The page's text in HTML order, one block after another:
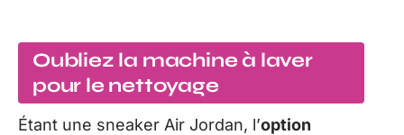
Oubliez la machine à laver
pour le nettoyage
Étant une sneaker Air Jordan, l’option